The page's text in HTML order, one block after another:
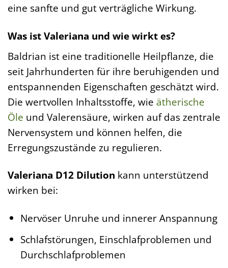
eine sanfte und gut verträgliche Wirkung.
Was ist Valeriana und wie wirkt es?
Baldrian ist eine traditionelle Heilpflanze, die
seit Jahrhunderten für ihre beruhigenden und
entspannenden Eigenschaften geschätzt wird.
Die wertvollen Inhaltsstoffe, wie ätherische
Öle und Valerensäure, wirken auf das zentrale
Nervensystem und können helfen, die
Erregungszustände zu regulieren.
Valeriana D12 Dilution kann unterstützend
wirken bei:
Nervöser Unruhe und innerer Anspannung
Schlafstörungen, Einschlafproblemen und
Durchschlafproblemen